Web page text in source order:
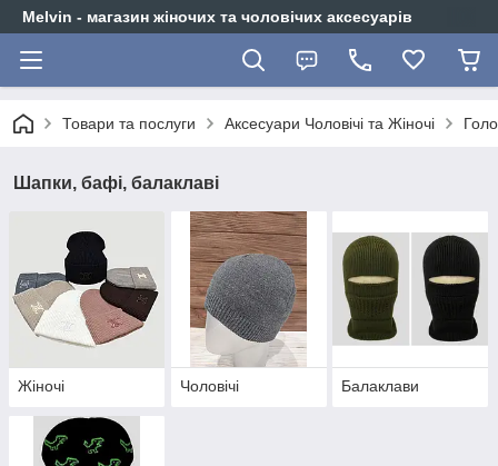
Melvin - магазин жіночих та чоловічих аксесуарів
Товари та послуги Аксесуари Чоловічі та Жіночі
Шапки, бафі, балаклаві
Жіночі Чоловічі Балаклави